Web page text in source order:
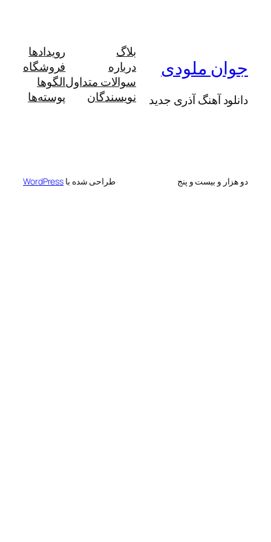
ملودی
آذری جدید
درباره
سوالات متداول
نویسندگان
رویدادها
فروشگاه
الگوها
پوسته‌ها
بیست و پنج WordPress